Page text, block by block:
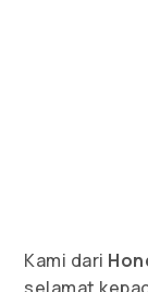
Kami dari